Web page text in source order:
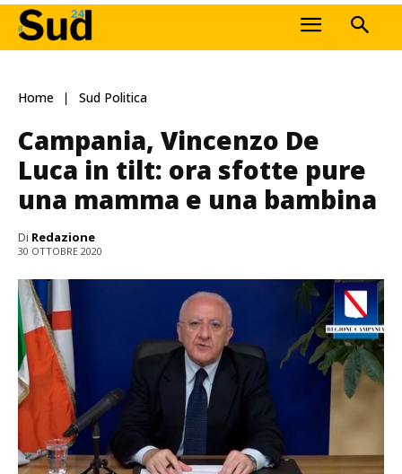
Home Sud Politica
Campania, Vincenzo De
Luca in tilt: ora sfotte pure
una mamma e una bambina
Di Redazione
30 OTTOBRE 2020